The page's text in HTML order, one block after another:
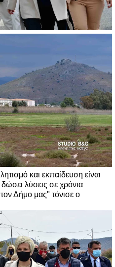
και εκπαίδευση είναι
δώσει λύσεις σε χρόνια
Δήμο μας" τόνισε ο